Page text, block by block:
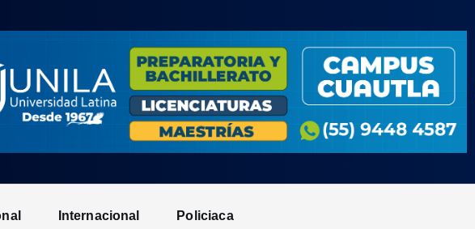
Internacional Policiaca